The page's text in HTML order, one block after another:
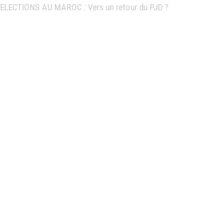
ELECTIONS AU MAROC : Vers un retour du PJD ?